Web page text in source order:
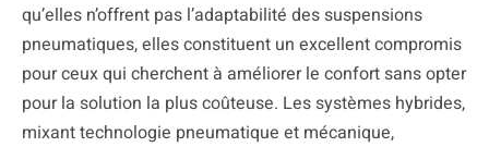
qu’elles n’offrent pas l’adaptabilité des suspensions
pneumatiques, elles constituent un excellent compromis
pour ceux qui cherchent à améliorer le confort sans opter
pour la solution la plus coûteuse. Les systèmes hybrides,
mixant technologie pneumatique et mécanique,